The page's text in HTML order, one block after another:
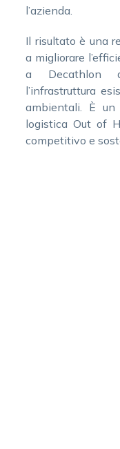
l’azienda.
Il risultato è una
a migliorare
a Decathlon
l’infrastruttura
ambientali. È
logistica Out of
competitivo e